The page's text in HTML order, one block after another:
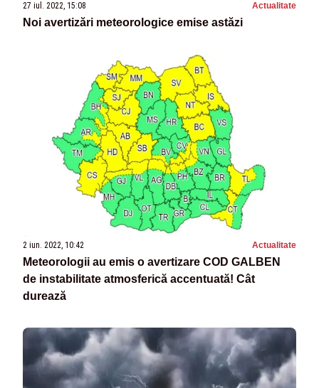
27 iul. 2022, 15:08 Actualitate
Noi avertizări meteorologice emise astăzi
2 iun. 2022, 10:42 Actualitate
Meteorologii au emis o avertizare COD GALBEN
de instabilitate atmosferică accentuată! Cât
durează